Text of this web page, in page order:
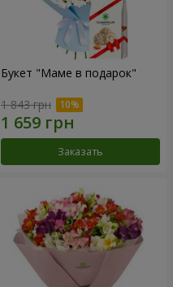
Букет "Маме в подарок"
1 843 грн
Заказать